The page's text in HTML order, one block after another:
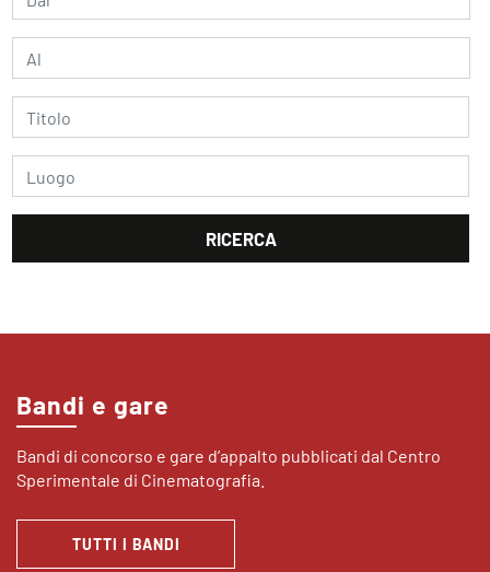
Bandi e gare
Bandi di concorso e gare d’appalto pubblicati dal Centro
Sperimentale di Cinematografia.
TUTTI I BANDI